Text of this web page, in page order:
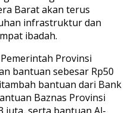
Barat akan terus
infrastruktur dan
ibadah.
Provinsi
bantuan sebesar Rp50
bantuan dari Bank
Baznas Provinsi